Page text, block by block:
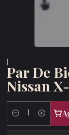
Par De
Nissan
Cantidad